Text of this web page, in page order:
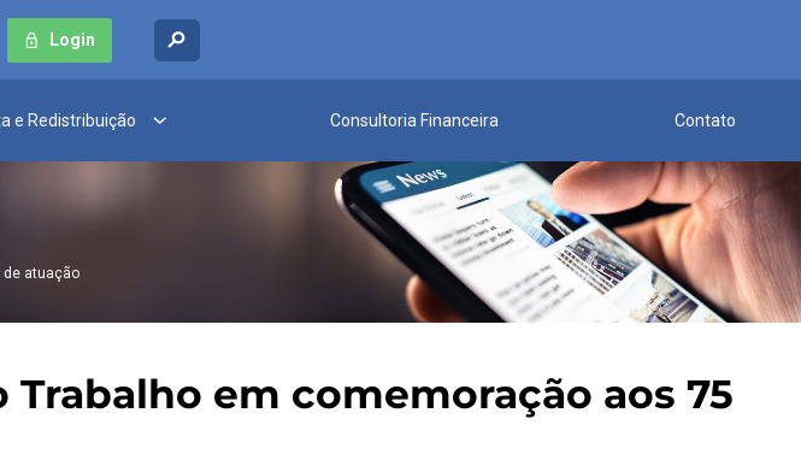
Login
e Redistribuição Consultoria Financeira Contato
de atuação
em comemoração aos 75